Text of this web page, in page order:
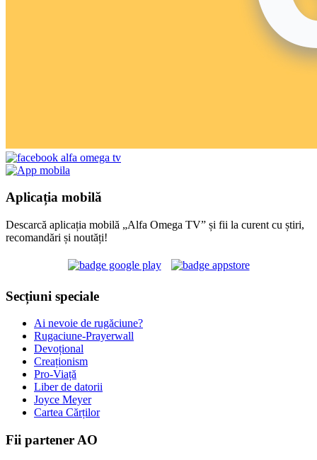
Aplicația mobilă
Descarcă aplicația mobilă „Alfa Omega TV” și fii la curent cu știri,
recomandări și noutăți!
Secțiuni speciale
Ai nevoie de rugăciune?
Rugaciune-Prayerwall
Devoțional
Creaționism
Pro-Viață
Liber de datorii
Joyce Meyer
Cartea Cărților
Fii partener AO